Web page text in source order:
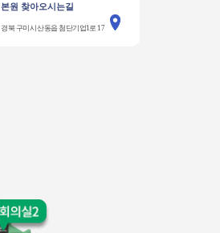
본원 찾아오시는길
경북 구미시 산동읍 첨단기업1로 17